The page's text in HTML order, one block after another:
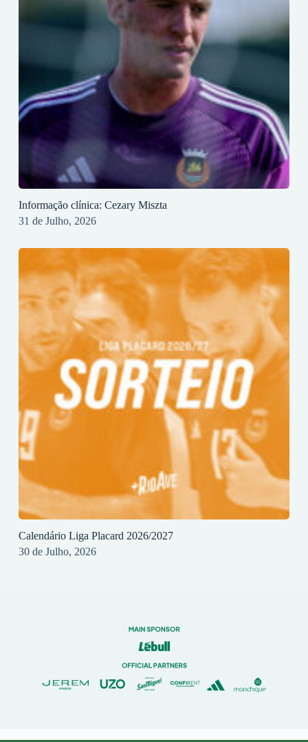
Informação clínica: Cezary Miszta
31 de Julho, 2026
Calendário Liga Placard 2026/2027
30 de Julho, 2026